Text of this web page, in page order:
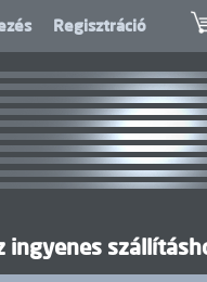
Regisztráció